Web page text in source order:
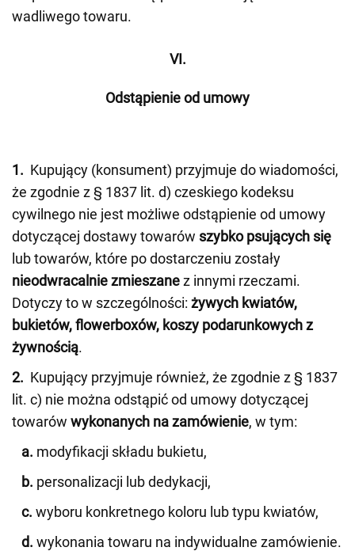
wadliwego towaru.
VI.
Odstąpienie od umowy
1. Kupujący (konsument) przyjmuje do wiadomości,
że zgodnie z § 1837 lit. d) czeskiego kodeksu
cywilnego nie jest możliwe odstąpienie od umowy
dotyczącej dostawy towarów szybko psujących się
lub towarów, które po dostarczeniu zostały
nieodwracalnie zmieszanez innymi rzeczami.
Dotyczy to w szczególności: żywych kwiatów,
bukietów, flowerboxów, koszy podarunkowych z
żywnością.
2. Kupujący przyjmuje również, że zgodnie z § 1837
lit. c) nie można odstąpić od umowy dotyczącej
towarów wykonanych na zamówienie, w tym:
a. modyfikacji składu bukietu,
b. personalizacji lub dedykacji,
c. wyboru konkretnego koloru lub typu kwiatów,
d. wykonania towaru na indywidualne zamówienie.